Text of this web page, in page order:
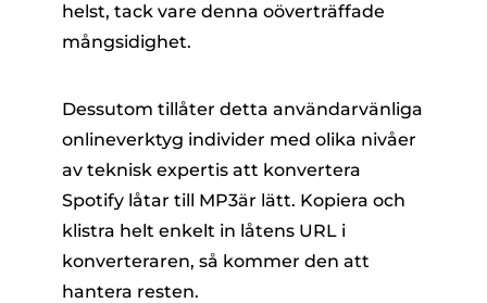
helst, tack vare denna oöverträffade
mångsidighet.
Dessutom tillåter detta användarvänliga
onlineverktyg individer med olika nivåer
av teknisk expertis att konvertera
Spotify låtar till MP3är lätt. Kopiera och
klistra helt enkelt in låtens URL i
konverteraren, så kommer den att
hantera resten.